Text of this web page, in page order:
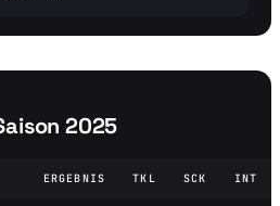
2025
ERGEBNIS TKL SCK INT